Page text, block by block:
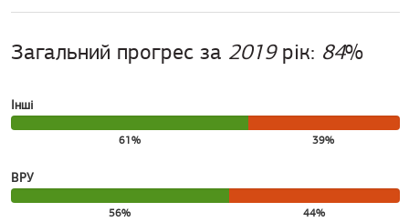
Загальний прогрес за 2019рік: 84%
Інші
61% 39%
ВРУ
56% 44%